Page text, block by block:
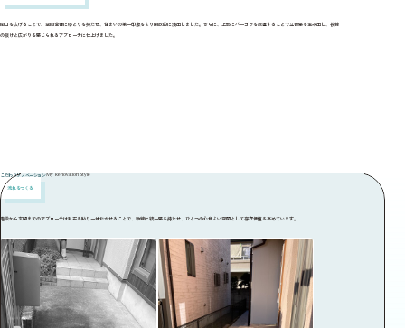
間口を広げることで、空間全体にゆとりを持たせ、住まいの第一印象をより開放的に演出しました。さらに、上部にパーゴラを設置することで立体感を生み出し、視線
の抜けと広がりを感じられるアプローチに仕上げました。
こだわりリノベーションMy Renovation Style
流れをつくる
階段から玄関までのアプローチは乱石を貼り一体化させることで、動線に統一感を持たせ、ひとつの心地よい空間として存在価値を高めています。